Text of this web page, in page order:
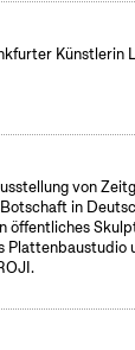
Künstlerin
von
in
öffentliches